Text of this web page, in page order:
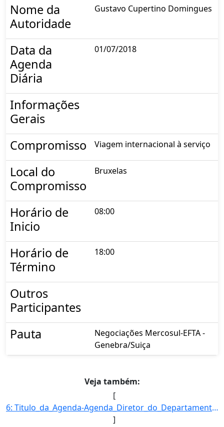
Nome da
Autoridade
Gustavo Cupertino Domingues
Data da
Agenda
Diária
01/07/2018
Informações
Gerais
Compromisso
Viagem internacional à serviço
Local do
Compromisso
Bruxelas
Horário de
Inicio
08:00
Horário de
Término
18:00
Outros
Participantes
Pauta
Negociações Mercosul-EFTA -
Genebra/Suiça
Veja também:
[
6: Titulo_da_Agenda-Agenda_Diretor_do_Departamento_de_Acesso_a_Mercados_e_Competitividade-Descricao_da_]
]